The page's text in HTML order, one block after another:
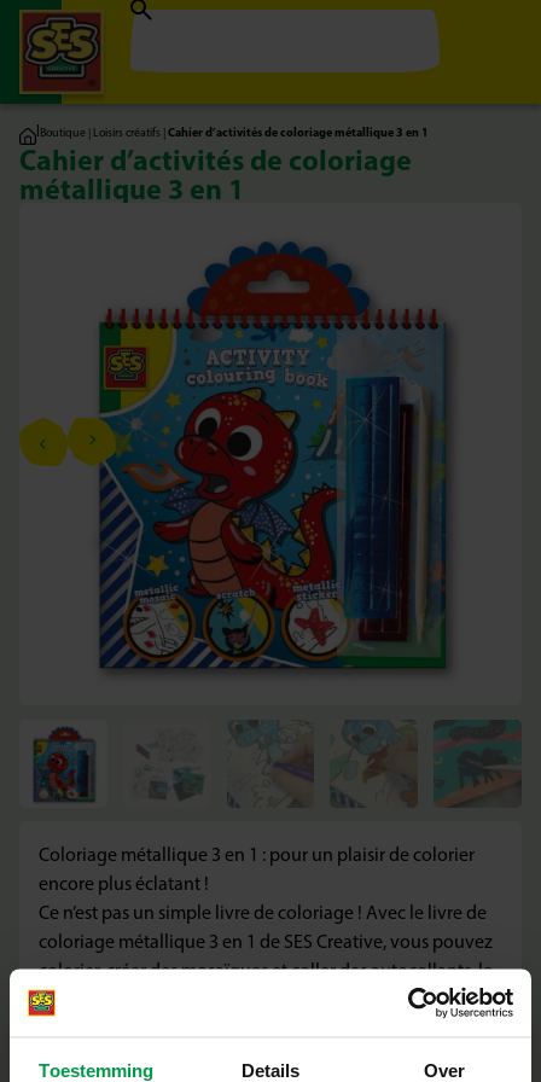
Toestemming Details Over
|Boutique | Loisirs créatifs |Cahier d’activités de coloriage métallique 3 en 1
Cahier d’activités de coloriage
métallique 3 en 1
Coloriage métallique 3 en 1 : pour un plaisir de colorier
encore plus éclatant !
Ce n’est pas un simple livre de coloriage ! Avec le livre de
coloriage métallique 3 en 1 de SES Creative, vous pouvez
colorier, créer des mosaïques et coller des autocollants, le
tout dans un seul kit. Utilisez les autocollants métalliques